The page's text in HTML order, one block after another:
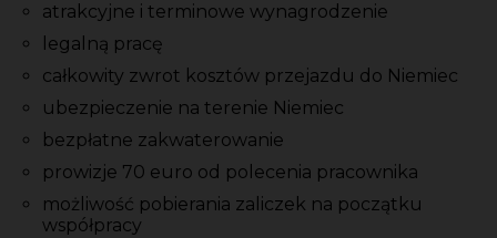
atrakcyjne i terminowe wynagrodzenie
legalną pracę
całkowity zwrot kosztów przejazdu do Niemiec
ubezpieczenie na terenie Niemiec
bezpłatne zakwaterowanie
prowizje 70 euro od polecenia pracownika
możliwość pobierania zaliczek na początku
współpracy